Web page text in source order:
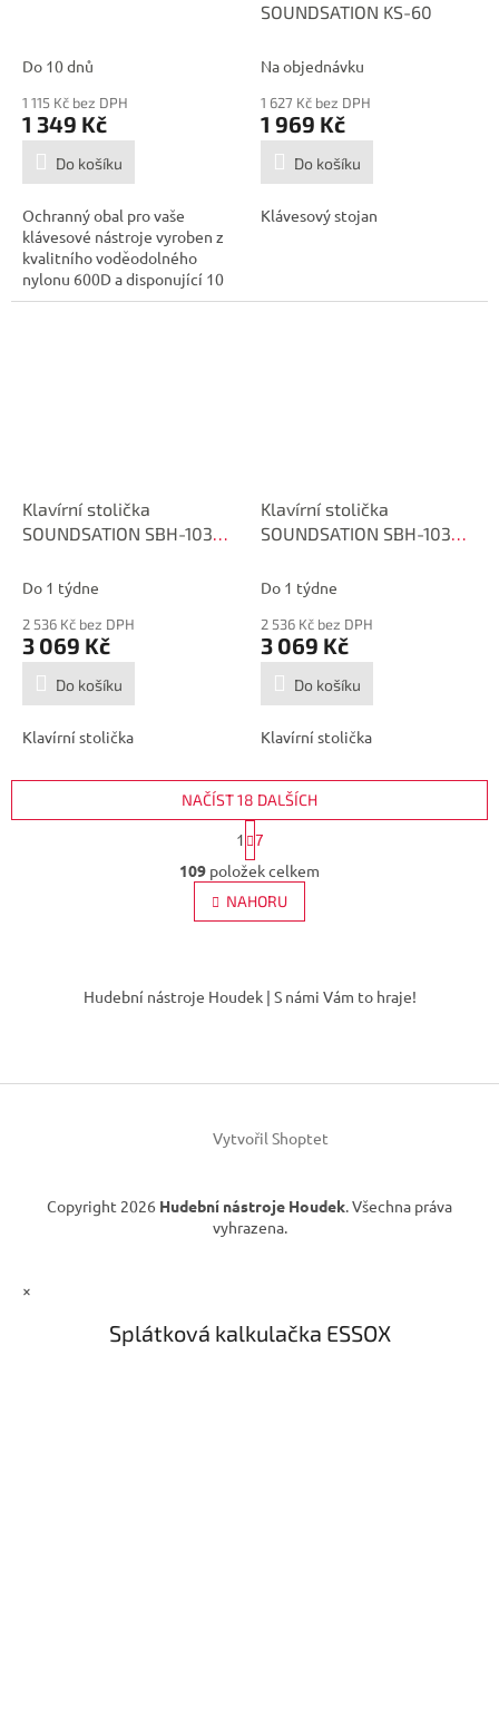
Do 10 dnů
1 115 Kč bez DPH
1 349 Kč
Do košíku
Ochranný obal pro vaše
klávesové nástroje vyroben z
kvalitního voděodolného
nylonu 600D a disponující 10
mm...
SOUNDSATION KS-60
Na objednávku
1 627 Kč bez DPH
1 969 Kč
Do košíku
Klávesový stojan
Klavírní stolička
SOUNDSATION SBH-103V-
Do 1 týdne
2 536 Kč bez DPH
3 069 Kč
Do košíku
Klavírní stolička
Klavírní stolička
SOUNDSATION SBH-103V-
Do 1 týdne
2 536 Kč bez DPH
3 069 Kč
Do košíku
Klavírní stolička
O
v
l
á
c
í
k
v
i
s
u
NAČÍST 18 DALŠÍCH
S
t
r
á
n
k
n
1
7
109 položek celkem
NAHORU
í
Hudební nástroje Houdek | S námi Vám to hraje!
Vytvořil Shoptet
Copyright 2026 Hudební nástroje Houdek. Všechna práva
vyhrazena.
×
Splátková kalkulačka ESSOX